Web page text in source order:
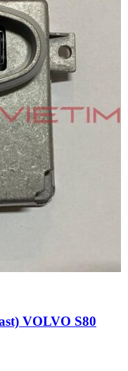
VOLVO S80